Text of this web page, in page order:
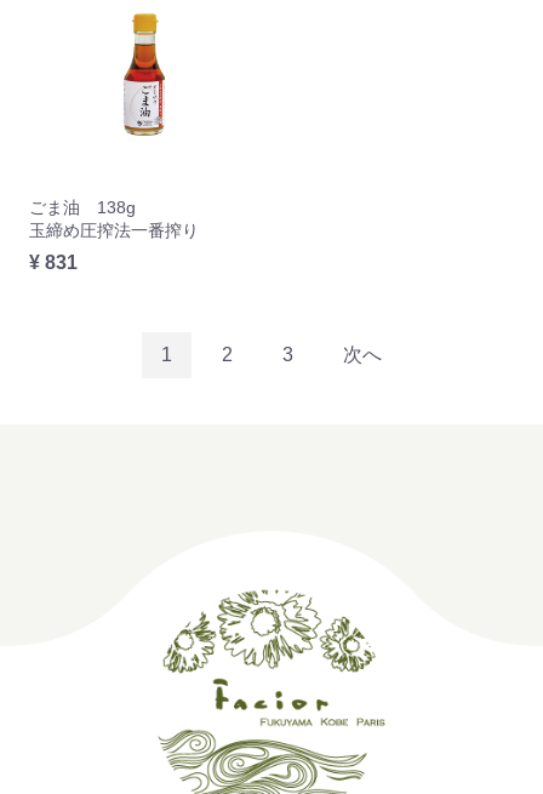
ごま油 138g
玉締め圧搾法一番搾り
¥ 831
1 2 3 次へ